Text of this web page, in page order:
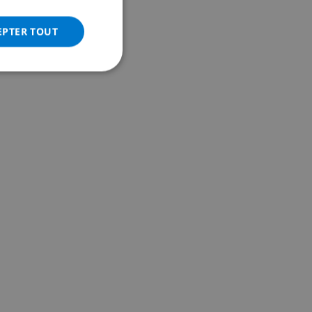
DANISH
TOUT